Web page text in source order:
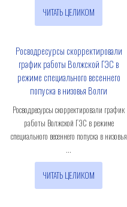
ЧИТАТЬ ЦЕЛИКОМ
Росводресурсы скорректировали
график работы Волжской ГЭС в
режиме специального весеннего
попуска в низовья Волги
Росводресурсы скорректировали график
работы Волжской ГЭС в режиме
специального весеннего попуска в низовья
...
ЧИТАТЬ ЦЕЛИКОМ